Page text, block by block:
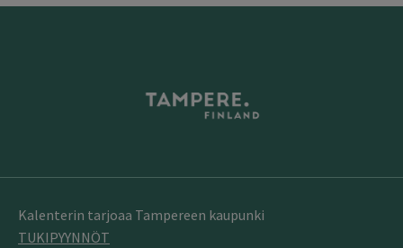
Kalenterin tarjoaa Tampereen kaupunki
TUKIPYYNNÖT